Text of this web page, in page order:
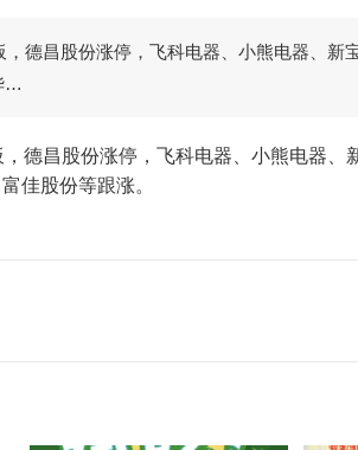
德昌股份涨停，飞科电器、小熊电器、新
…
佳股份等跟涨。